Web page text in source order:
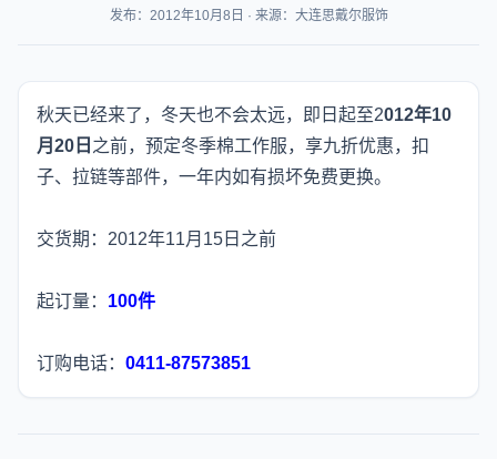
发布：2012年10月8日 · 来源：大连思戴尔服饰
秋天已经来了，冬天也不会太远，即日起至2012年10
月20日 之前，预定冬季棉工作服，享九折优惠，扣
子、拉链等部件，一年内如有损坏免费更换。
交货期：2012年11月15日之前
起订量： 100件
订购电话： 0411-87573851